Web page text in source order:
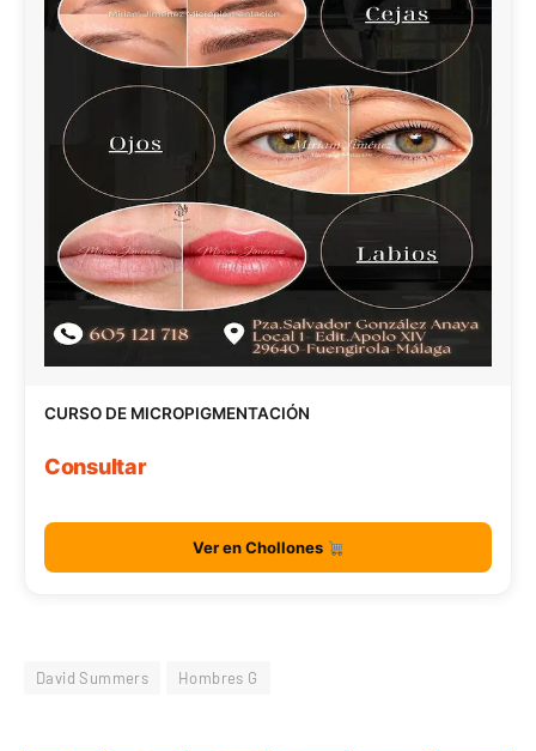
CURSO DE MICROPIGMENTACIÓN
Consultar
Ver en Chollones
David Summers Hombres G